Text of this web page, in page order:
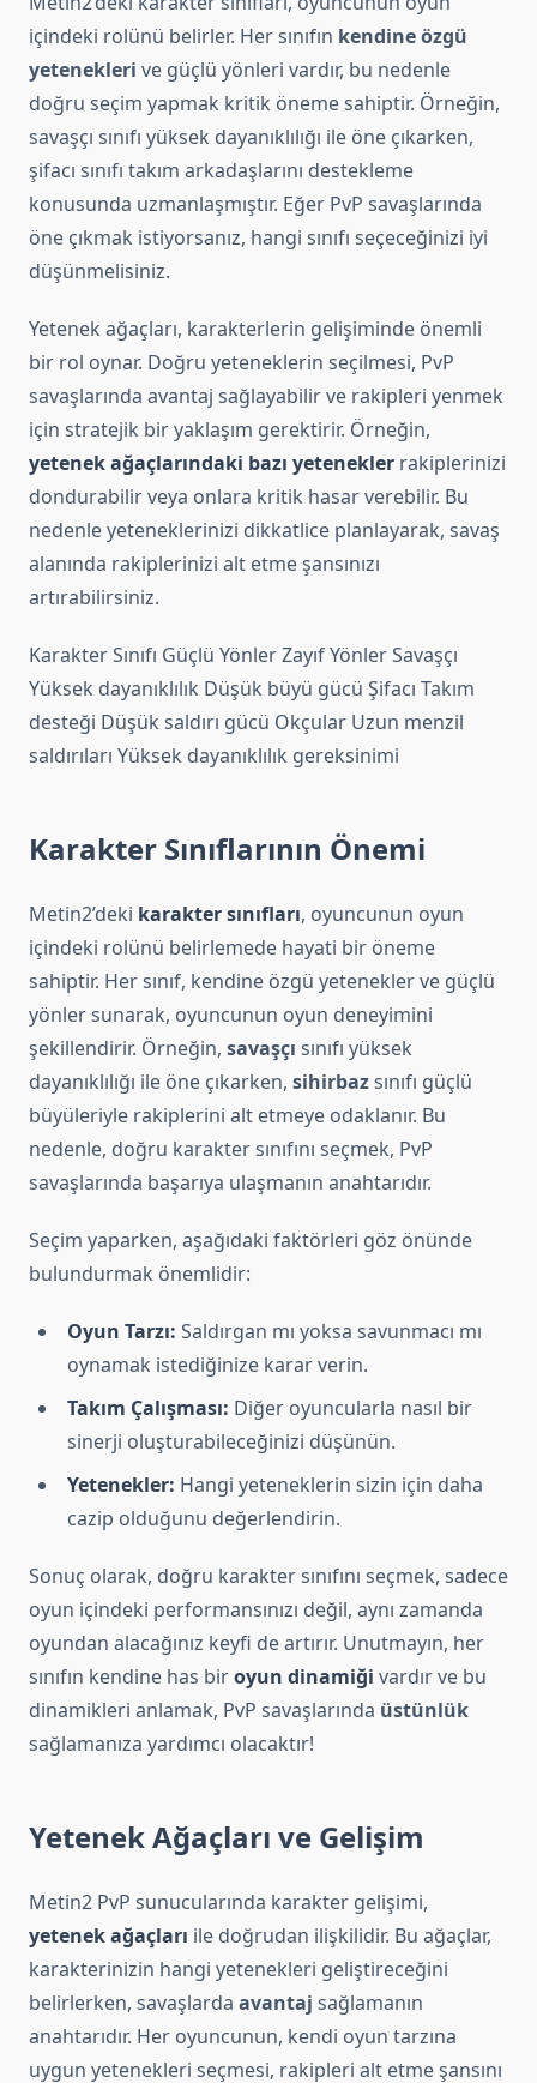
içindeki rolünü belirler. Her sınıfın kendine özgü
yetenekleri ve güçlü yönleri vardır, bu nedenle
doğru seçim yapmak kritik öneme sahiptir. Örneğin,
savaşçı sınıfı yüksek dayanıklılığı ile öne çıkarken,
şifacı sınıfı takım arkadaşlarını destekleme
konusunda uzmanlaşmıştır. Eğer PvP savaşlarında
öne çıkmak istiyorsanız, hangi sınıfı seçeceğinizi iyi
düşünmelisiniz.
Yetenek ağaçları, karakterlerin gelişiminde önemli
bir rol oynar. Doğru yeteneklerin seçilmesi, PvP
savaşlarında avantaj sağlayabilir ve rakipleri yenmek
için stratejik bir yaklaşım gerektirir. Örneğin,
yetenek ağaçlarındaki bazı yetenekler rakiplerinizi
dondurabilir veya onlara kritik hasar verebilir. Bu
nedenle yeteneklerinizi dikkatlice planlayarak, savaş
alanında rakiplerinizi alt etme şansınızı
artırabilirsiniz.
Karakter Sınıfı Güçlü Yönler Zayıf Yönler Savaşçı
Yüksek dayanıklılık Düşük büyü gücü Şifacı Takım
desteği Düşük saldırı gücü Okçular Uzun menzil
saldırıları Yüksek dayanıklılık gereksinimi
Karakter Sınıflarının Önemi
Metin2’deki karakter sınıfları, oyuncunun oyun
içindeki rolünü belirlemede hayati bir öneme
sahiptir. Her sınıf, kendine özgü yetenekler ve güçlü
yönler sunarak, oyuncunun oyun deneyimini
şekillendirir. Örneğin, savaşçı sınıfı yüksek
dayanıklılığı ile öne çıkarken, sihirbazsınıfı güçlü
büyüleriyle rakiplerini alt etmeye odaklanır. Bu
nedenle, doğru karakter sınıfını seçmek, PvP
savaşlarında başarıya ulaşmanın anahtarıdır.
Seçim yaparken, aşağıdaki faktörleri göz önünde
bulundurmak önemlidir:
Oyun Tarzı: Saldırgan mı yoksa savunmacı mı
oynamak istediğinize karar verin.
Takım Çalışması: Diğer oyuncularla nasıl bir
sinerji oluşturabileceğinizi düşünün.
Yetenekler: Hangi yeteneklerin sizin için daha
cazip olduğunu değerlendirin.
Sonuç olarak, doğru karakter sınıfını seçmek, sadece
oyun içindeki performansınızı değil, aynı zamanda
oyundan alacağınız keyfi de artırır. Unutmayın, her
sınıfın kendine has biroyun dinamiği vardır ve bu
dinamikleri anlamak, PvP savaşlarında üstünlük
sağlamanıza yardımcı olacaktır!
Yetenek Ağaçları ve Gelişim
Metin2 PvP sunucularında karakter gelişimi,
yetenek ağaçları ile doğrudan ilişkilidir. Bu ağaçlar,
karakterinizin hangi yetenekleri geliştireceğini
belirlerken, savaşlarda avantaj sağlamanın
anahtarıdır. Her oyuncunun, kendi oyun tarzına
uygun yetenekleri seçmesi, rakipleri alt etme şansını